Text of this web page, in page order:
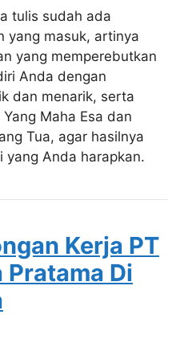
tulis sudah ada
yang masuk, artinya
yang memperebutkan
Anda dengan
dan menarik, serta
Maha Esa dan
Tua, agar hasilnya
yang Anda harapkan.
Kerja PT
Pratama Di